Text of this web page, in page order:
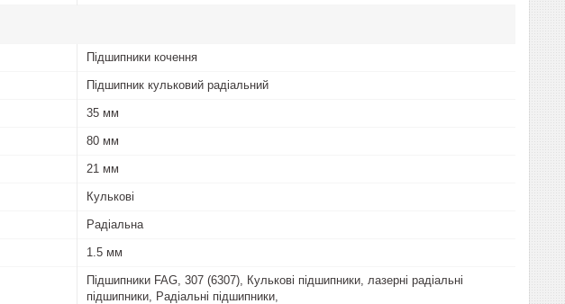
Підшипники кочення
Підшипник кульковий радіальний
35 мм
80 мм
21 мм
Кулькові
Радіальна
1.5 мм
Підшипники FAG, 307 (6307), Кулькові підшипники, лазерні радіальні
підшипники, Радіальні підшипники,